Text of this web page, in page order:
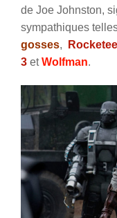
de Joe Johnston,
sympathiques
gosses,
3 etWolfman.